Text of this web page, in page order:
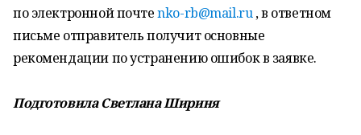
по электронной почтеnko-rb@mail.ru, в ответном
письме отправитель получит основные
рекомендации по устранению ошибок в заявке.
Подготовила Светлана Шириня